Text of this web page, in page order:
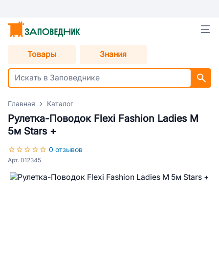
Товары Знания
Главная Каталог
Рулетка-Поводок Flexi Fashion Ladies M
5м Stars +
0 отзывов
Арт. 012345